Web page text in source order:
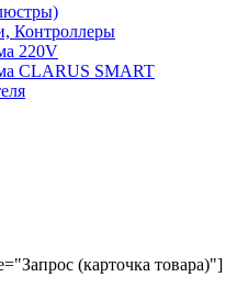
Контроллеры
220V
CLARUS SMART
(карточка товара)"]